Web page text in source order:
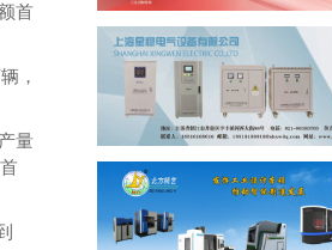
首
，
量